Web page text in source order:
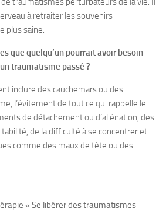
à retraiter les souvenirs
plus saine.
que quelqu’un pourrait avoir besoin
traumatisme passé ?
inclure des cauchemars ou des
l’évitement de tout ce qui rappelle le
de détachement ou d’aliénation, des
de la difficulté à se concentrer et
comme des maux de tête ou des
« Se libérer des traumatismes